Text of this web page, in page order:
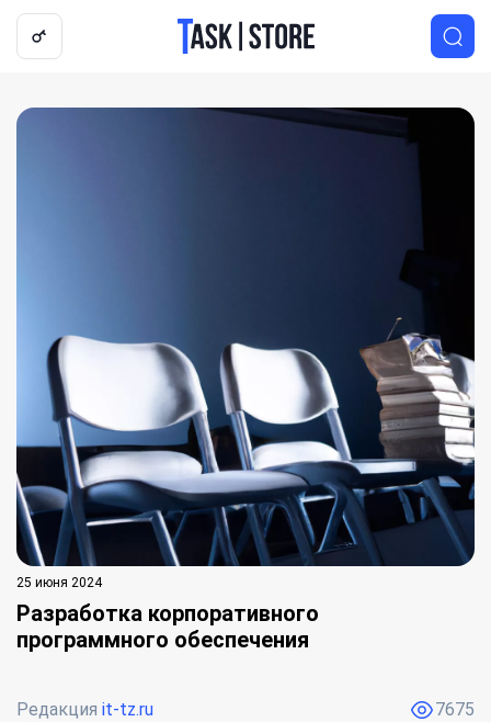
Логотип
25 июня 2024
Разработка корпоративного
программного обеспечения
Редакция it-tz.ru
7675